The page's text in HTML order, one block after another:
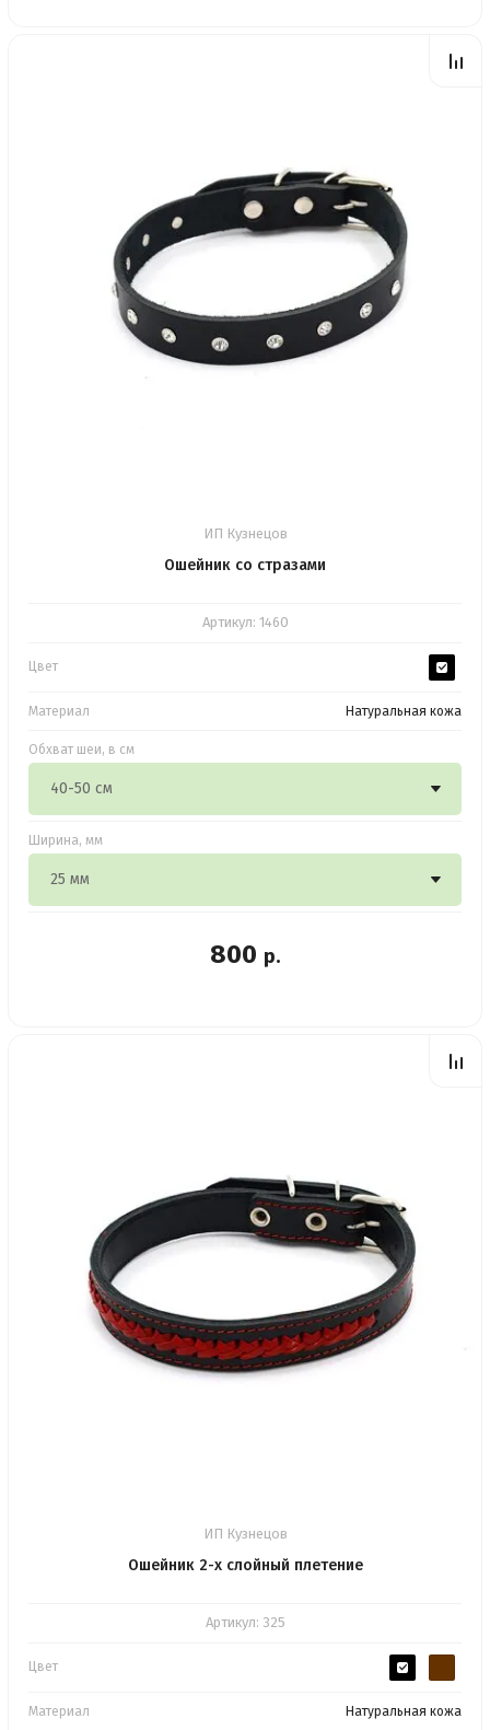
ИП Кузнецов
Ошейник со стразами
Артикул: 1460
Цвет
Материал Натуральная кожа
Обхват шеи, в см
Ширина, мм
800 р.
ИП Кузнецов
Ошейник 2-х слойный плетение
Артикул: 325
Цвет
Материал Натуральная кожа